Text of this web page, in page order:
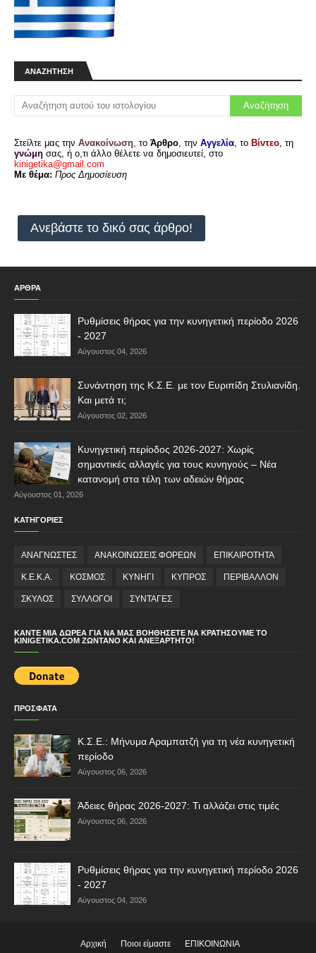
ΑΝΑΖΉΤΗΣΗ
Στείλτε μας την Ανακοίνωση , το Άρθρο , την Αγγελία , το Βίντεο , τη
γνώμη σας, ή ο,τι άλλο θέλετε να δημοσιευτεί, στο
kinigetika@gmail.com
Με θέμα: Προς Δημοσίευση
Ανεβάστε το δικό σας άρθρο!
ΑΡΘΡΑ
Ρυθμίσεις θήρας για την κυνηγετική περίοδο 2026
- 2027
Αύγουστος 04, 2026
Συνάντηση της Κ.Σ.Ε. με τον Ευριπίδη Στυλιανίδη.
Και μετά τι;
Αύγουστος 02, 2026
Κυνηγετική περίοδος 2026-2027: Χωρίς
σημαντικές αλλαγές για τους κυνηγούς – Νέα
κατανομή στα τέλη των αδειών θήρας
Αύγουστος 01, 2026
ΚΑΤΗΓΟΡΙΕΣ
ΑΝΑΓΝΩΣΤΕΣ ΑΝΑΚΟΙΝΩΣΕΙΣ ΦΟΡΕΩΝ ΕΠΙΚΑΙΡΟΤΗΤΑ
Κ.Ε.Κ.Α. ΚΟΣΜΟΣ ΚΥΝΗΓΙ ΚΥΠΡΟΣ ΠΕΡΙΒΑΛΛΟΝ
ΣΚΥΛΟΣ ΣΥΛΛΟΓΟΙ ΣΥΝΤΑΓΕΣ
ΚΆΝΤΕ ΜΙΑ ΔΩΡΕΆ ΓΙΑ ΝΑ ΜΑΣ ΒΟΗΘΉΣΕΤΕ ΝΑ ΚΡΑΤΉΣΟΥΜΕ ΤΟ
KINIGETIKA.COM ΖΩΝΤΑΝΌ ΚΑΙ ΑΝΕΞΆΡΤΗΤΟ!
ΠΡΟΣΦΑΤΑ
Κ.Σ.Ε.: Μήνυμα Αραμπατζή για τη νέα κυνηγετική
περίοδο
Αύγουστος 06, 2026
Άδειες θήρας 2026-2027: Τι αλλάζει στις τιμές
Αύγουστος 06, 2026
Ρυθμίσεις θήρας για την κυνηγετική περίοδο 2026
- 2027
Αύγουστος 04, 2026
Αρχική Ποιοι είμαστε ΕΠΙΚΟΙΝΩΝΙΑ